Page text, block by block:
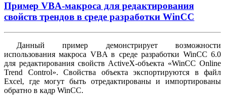
Пример VBA-макроса для редактирования
свойств трендов в среде разработки WinCC
Данный пример демонстрирует возможности
использования макроса VBA в среде разработки WinCC 6.0
для редактирования свойств ActiveX-объекта «WinCC Online
Trend Control». Свойства объекта экспортируются в файл
Excel, где могут быть отредактированы и импортированы
обратно в кадр WinCC.